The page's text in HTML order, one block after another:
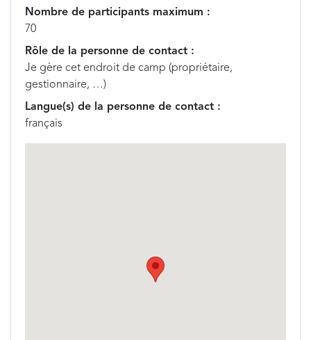
Nombre de participants maximum :
70
Rôle de la personne de contact :
Je gère cet endroit de camp (propriétaire,
gestionnaire, …)
Langue(s) de la personne de contact :
français